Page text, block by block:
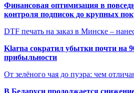
Финансовая оптимизация в
контроля подписок до крупных
DTF печать на заказ в Минске –
Klarna сократил убытки почти на
прибыльности
От зелёного чая до пуэра: чем
В Беларуси продолжается